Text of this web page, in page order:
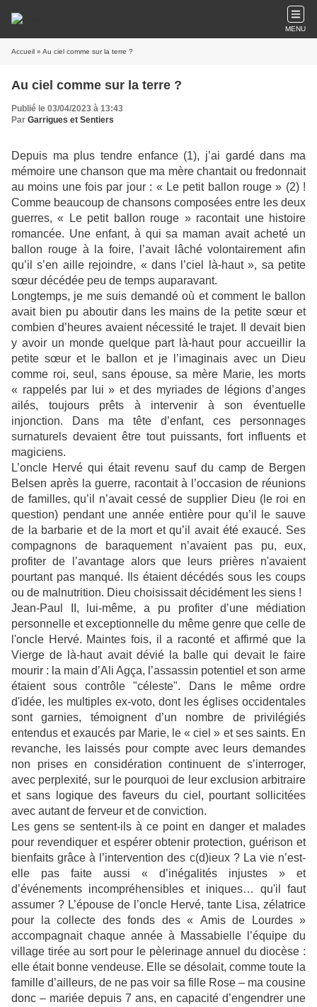
MENU
Accueil » Au ciel comme sur la terre ?
Au ciel comme sur la terre ?
Publié le 03/04/2023 à 13:43
Par Garrigues et Sentiers
Depuis ma plus tendre enfance (1), j’ai gardé dans ma
mémoire une chanson que ma mère chantait ou fredonnait
au moins une fois par jour : « Le petit ballon rouge » (2) !
Comme beaucoup de chansons composées entre les deux
guerres, « Le petit ballon rouge » racontait une histoire
romancée. Une enfant, à qui sa maman avait acheté un
ballon rouge à la foire, l’avait lâché volontairement afin
qu’il s’en aille rejoindre, « dans l’ciel là-haut », sa petite
sœur décédée peu de temps auparavant.
Longtemps, je me suis demandé où et comment le ballon
avait bien pu aboutir dans les mains de la petite sœur et
combien d’heures avaient nécessité le trajet. Il devait bien
y avoir un monde quelque part là-haut pour accueillir la
petite sœur et le ballon et je l’imaginais avec un Dieu
comme roi, seul, sans épouse, sa mère Marie, les morts
« rappelés par lui » et des myriades de légions d’anges
ailés, toujours prêts à intervenir à son éventuelle
injonction. Dans ma tête d’enfant, ces personnages
surnaturels devaient être tout puissants, fort influents et
magiciens.
L’oncle Hervé qui était revenu sauf du camp de Bergen
Belsen après la guerre, racontait à l’occasion de réunions
de familles, qu’il n’avait cessé de supplier Dieu (le roi en
question) pendant une année entière pour qu’il le sauve
de la barbarie et de la mort et qu’il avait été exaucé. Ses
compagnons de baraquement n’avaient pas pu, eux,
profiter de l’avantage alors que leurs prières n'avaient
pourtant pas manqué. Ils étaient décédés sous les coups
ou de malnutrition. Dieu choisissait décidément les siens !
Jean-Paul II, lui-même, a pu profiter d’une médiation
personnelle et exceptionnelle du même genre que celle de
l'oncle Hervé. Maintes fois, il a raconté et affirmé que la
Vierge de là-haut avait dévié la balle qui devait le faire
mourir : la main d’Ali Agça, l’assassin potentiel et son arme
étaient sous contrôle "céleste". Dans le même ordre
d'idée, les multiples ex-voto, dont les églises occidentales
sont garnies, témoignent d’un nombre de privilégiés
entendus et exaucés par Marie, le « ciel » et ses saints. En
revanche, les laissés pour compte avec leurs demandes
non prises en considération continuent de s’interroger,
avec perplexité, sur le pourquoi de leur exclusion arbitraire
et sans logique des faveurs du ciel, pourtant sollicitées
avec autant de ferveur et de conviction.
Les gens se sentent-ils à ce point en danger et malades
pour revendiquer et espérer obtenir protection, guérison et
bienfaits grâce à l’intervention des c(d)ieux ? La vie n’est-
elle pas faite aussi « d’inégalités injustes » et
d’événements incompréhensibles et iniques… qu'il faut
assumer ? L’épouse de l’oncle Hervé, tante Lisa, zélatrice
pour la collecte des fonds des « Amis de Lourdes »
accompagnait chaque année à Massabielle l’équipe du
village tirée au sort pour le pèlerinage annuel du diocèse :
elle était bonne vendeuse. Elle se désolait, comme toute la
famille d’ailleurs, de ne pas voir sa fille Rose – ma cousine
donc – mariée depuis 7 ans, en capacité d’engendrer une